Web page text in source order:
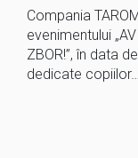
Compania
evenimentului
ZBOR!”, în data
dedicate